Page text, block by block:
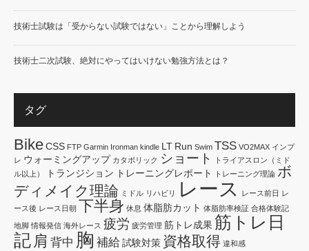
技術士試験は「受からない試験ではない」ことから理解しよう
技術士二次試験、絶対にやってはいけない勉強方法とは？
タグ
BikeCSS FTP Garmin Ironman kindle LT Run Swim TSS VO2MAX インプ
レ ウォーミングアップ カタボリック ショート
トライアスロン（ミド
ル以上）
トランジション トレーニングレポート トレーニング理論 ボ
ディメイク理論 ミドル リハビリ レース レース前日 レ
ース後 レース日朝 下半身 休息 体脂肪カット 体脂肪率検証 合格体験記
地脚 情報発信 海外レース 疲労 疲労管理 筋トレ成果 筋トレ日
記 肩 背中 胸 補給 試験対策 資格取得 違和感